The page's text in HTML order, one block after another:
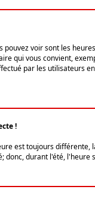
voir sont les
qui vous convient,
par les utilisateurs
!
est toujours
durant l'été,